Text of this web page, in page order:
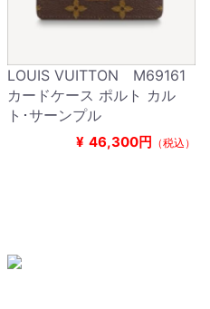
LOUIS VUITTON M69161
カードケース ポルト カル
ト･サーンプル
¥ 46,300円 （税込）